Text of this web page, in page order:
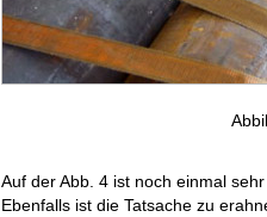
Auf der Abb. 4 ist noch einmal
Ebenfalls ist die Tatsache zu